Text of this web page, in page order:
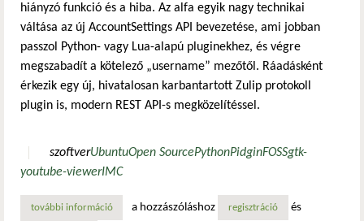
hiányzó funkció és a hiba. Az alfa egyik nagy technikai
váltása az új AccountSettings API bevezetése, ami jobban
passzol Python- vagy Lua-alapú pluginekhez, és végre
megszabadít a kötelező „username” mezőtől. Ráadásként
érkezik egy új, hivatalosan karbantartott Zulip protokoll
plugin is, modern REST API-s megközelítéssel.
szoftverUbuntuOpen SourcePythonPidginFOSSgtk-
youtube-viewerIMC
további információa pidgin 3.0 üzenetküldő kliens az kísérleti verzióból
a hozzászóláshoz regisztráció és